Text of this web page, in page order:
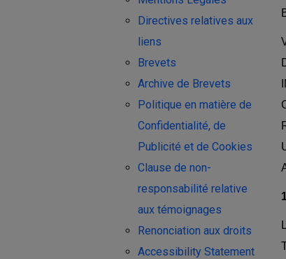
Directives relatives aux
liens
Brevets
Archive de Brevets
Politique en matière de
Confidentialité, de
Publicité et de Cookies
Clause de non-
responsabilité relative
aux témoignages
Renonciation aux droits
Accessibility Statement